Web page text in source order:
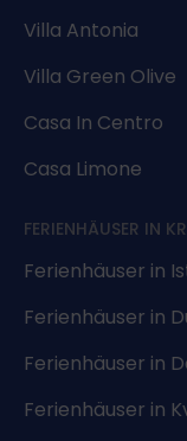
Villa Antonia
Villa Green Olive
Casa In Centro
Casa Limone
FERIENHÄUSER IN
Ferienhäuser in
Ferienhäuser in
Ferienhäuser in
Ferienhäuser in